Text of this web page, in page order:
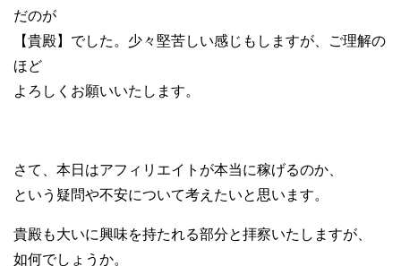
だのが
【貴殿】でした。少々堅苦しい感じもしますが、ご理解の
ほど
よろしくお願いいたします。
さて、本日はアフィリエイトが本当に稼げるのか、
という疑問や不安について考えたいと思います。
貴殿も大いに興味を持たれる部分と拝察いたしますが、
如何でしょうか。